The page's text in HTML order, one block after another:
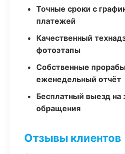
Точные сроки с
платежей
Качественный
фотоэтапы
Собственные
еженедельный отчёт
Бесплатный выезд на
обращения
Отзывы клиентов